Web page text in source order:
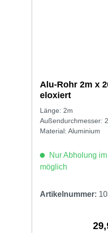
Alu-Rohr 2m x
eloxiert
Länge: 2m
Außendurchmesser:
Material: Aluminium
Nur Abholung
möglich
Artikelnummer: